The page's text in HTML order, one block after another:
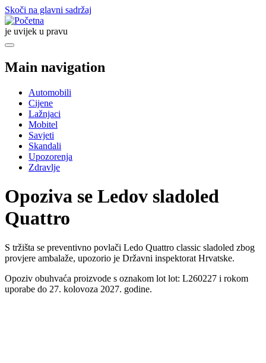
Skoči na glavni sadržaj
je uvijek u pravu
Main navigation
Automobili
Cijene
Lažnjaci
Mobitel
Savjeti
Skandali
Upozorenja
Zdravlje
Opoziva se Ledov sladoled
Quattro
S tržišta se preventivno povlači Ledo Quattro classic sladoled zbog
provjere ambalaže, upozorio je Državni inspektorat Hrvatske.
Opoziv obuhvaća proizvode s oznakom lot lot: L260227 i rokom
uporabe do 27. kolovoza 2027. godine.